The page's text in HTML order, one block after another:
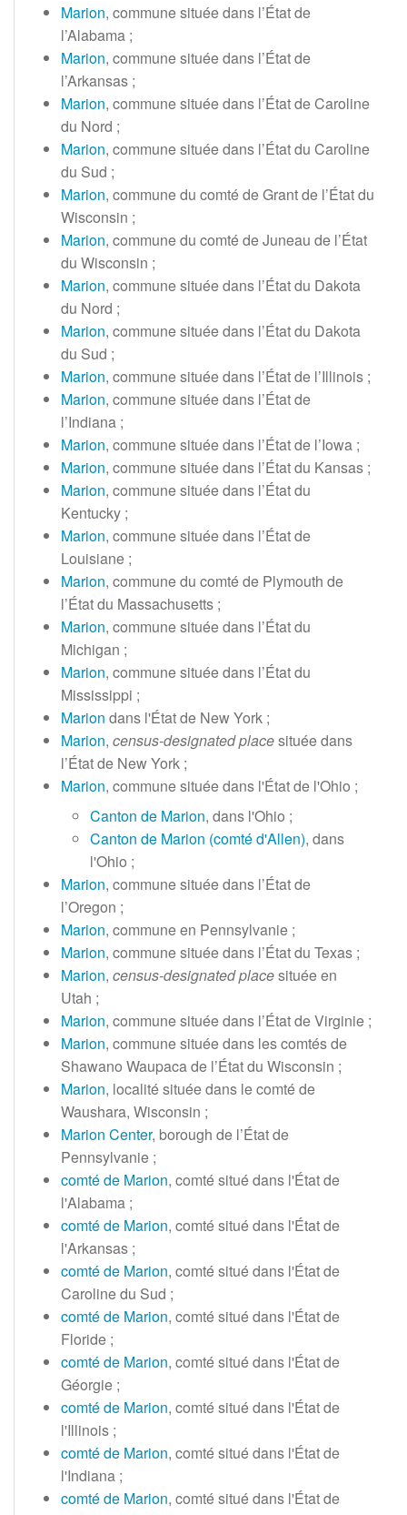
Marion, commune située dans l’État de
l’Alabama ;
Marion, commune située dans l’État de
l’Arkansas ;
Marion, commune située dans l’État de Caroline
du Nord ;
Marion, commune située dans l’État du Caroline
du Sud ;
Marion, commune du comté de Grant de l’État du
Wisconsin ;
Marion, commune du comté de Juneau de l’État
du Wisconsin ;
Marion, commune située dans l’État du Dakota
du Nord ;
Marion, commune située dans l’État du Dakota
du Sud ;
Marion, commune située dans l’État de l’Illinois ;
Marion, commune située dans l’État de
l’Indiana ;
Marion, commune située dans l’État de l’Iowa ;
Marion, commune située dans l’État du Kansas ;
Marion, commune située dans l’État du
Kentucky ;
Marion, commune située dans l’État de
Louisiane ;
Marion, commune du comté de Plymouth de
l’État du Massachusetts ;
Marion, commune située dans l’État du
Michigan ;
Marion, commune située dans l’État du
Mississippi ;
Marion dans l'État de New York ;
Marion, census-designated placesituée dans
l’État de New York ;
Marion, commune située dans l'État de l'Ohio ;
Canton de Marion, dans l'Ohio ;
Canton de Marion (comté d'Allen), dans
l'Ohio ;
Marion, commune située dans l’État de
l’Oregon ;
Marion, commune en Pennsylvanie ;
Marion, commune située dans l’État du Texas ;
Marion, census-designated placesituée en
Utah ;
Marion, commune située dans l’État de Virginie ;
Marion, commune située dans les comtés de
Shawano Waupaca de l’État du Wisconsin ;
Marion, localité située dans le comté de
Waushara, Wisconsin ;
Marion Center, borough de l’État de
Pennsylvanie ;
comté de Marion, comté situé dans l'État de
l'Alabama ;
comté de Marion, comté situé dans l'État de
l'Arkansas ;
comté de Marion, comté situé dans l'État de
Caroline du Sud ;
comté de Marion, comté situé dans l'État de
Floride ;
comté de Marion, comté situé dans l'État de
Géorgie ;
comté de Marion, comté situé dans l'État de
l'Illinois ;
comté de Marion, comté situé dans l'État de
l'Indiana ;
comté de Marion, comté situé dans l'État de